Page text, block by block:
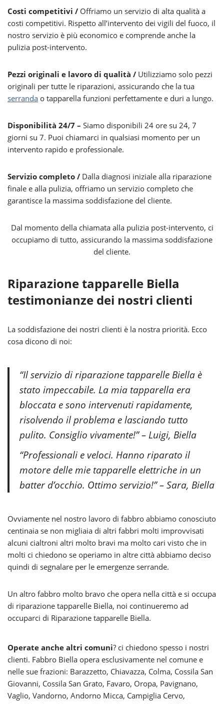
Costi competitivi / Offriamo un servizio di alta qualità a
costi competitivi. Rispetto all’intervento dei vigili del fuoco, il
nostro servizio è più economico e comprende anche la
pulizia post-intervento.
Pezzi originali e lavoro di qualità / Utilizziamo solo pezzi
originali per tutte le riparazioni, assicurando che la tua
serranda o tapparella funzioni perfettamente e duri a lungo.
Disponibilità 24/7 – Siamo disponibili 24 ore su 24, 7
giorni su 7. Puoi chiamarci in qualsiasi momento per un
intervento rapido e professionale.
Servizio completo / Dalla diagnosi iniziale alla riparazione
finale e alla pulizia, offriamo un servizio completo che
garantisce la massima soddisfazione del cliente.
Dal momento della chiamata alla pulizia post-intervento, ci
occupiamo di tutto, assicurando la massima soddisfazione
del cliente.
Riparazione tapparelle Biella
testimonianze dei nostri clienti
La soddisfazione dei nostri clienti è la nostra priorità. Ecco
cosa dicono di noi:
“Il servizio di riparazione tapparelle Biella è
stato impeccabile. La mia tapparella era
bloccata e sono intervenuti rapidamente,
risolvendo il problema e lasciando tutto
pulito. Consiglio vivamente!” – Luigi, Biella
“Professionali e veloci. Hanno riparato il
motore delle mie tapparelle elettriche in un
batter d’occhio. Ottimo servizio!” – Sara, Biella
Ovviamente nel nostro lavoro di fabbro abbiamo conosciuto
centinaia se non migliaia di altri fabbri molti improvvisati
alcuni cialtroni altri molto bravi ma molto cari visto che in
molti ci chiedono se operiamo in altre città abbiamo deciso
quindi di segnalare per le emergenze serrande.
Un altro fabbro molto bravo che opera nella città e si occupa
di riparazione tapparelle Biella, noi continueremo ad
occuparci di Riparazione tapparelle Biella.
Operate anche altri comuni? ci chiedono spesso i nostri
clienti. Fabbro Biella opera esclusivamente nel comune e
nelle sue frazioni: Barazzetto, Chiavazza, Colma, Cossila San
Giovanni, Cossila San Grato, Favaro, Oropa, Pavignano,
Vaglio, Vandorno, Andorno Micca, Campiglia Cervo,